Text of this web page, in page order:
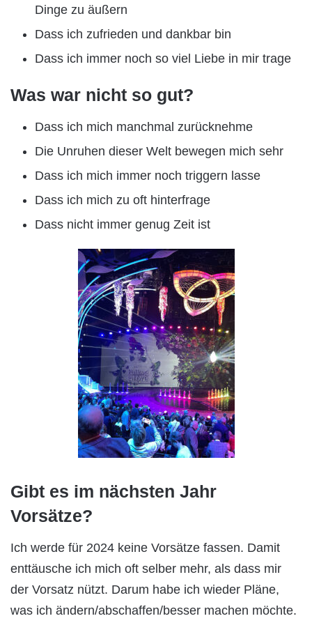
Dinge zu äußern
Dass ich zufrieden und dankbar bin
Dass ich immer noch so viel Liebe in mir trage
Was war nicht so gut?
Dass ich mich manchmal zurücknehme
Die Unruhen dieser Welt bewegen mich sehr
Dass ich mich immer noch triggern lasse
Dass ich mich zu oft hinterfrage
Dass nicht immer genug Zeit ist
Gibt es im nächsten Jahr
Vorsätze?
Ich werde für 2024 keine Vorsätze fassen. Damit
enttäusche ich mich oft selber mehr, als dass mir
der Vorsatz nützt. Darum habe ich wieder Pläne,
was ich ändern/abschaffen/besser machen möchte.